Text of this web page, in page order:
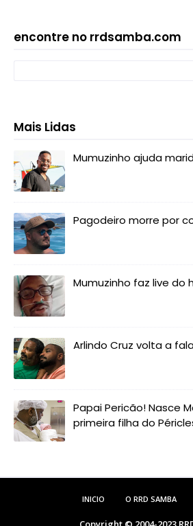
encontre no rrdsamba.com
Mais Lidas
Mumuzinho ajuda
Pagodeiro morre por
Mumuzinho faz live do
Arlindo Cruz volta a
Papai Pericão! Nasce
primeira filha do
INICIO O RRD SAMBA